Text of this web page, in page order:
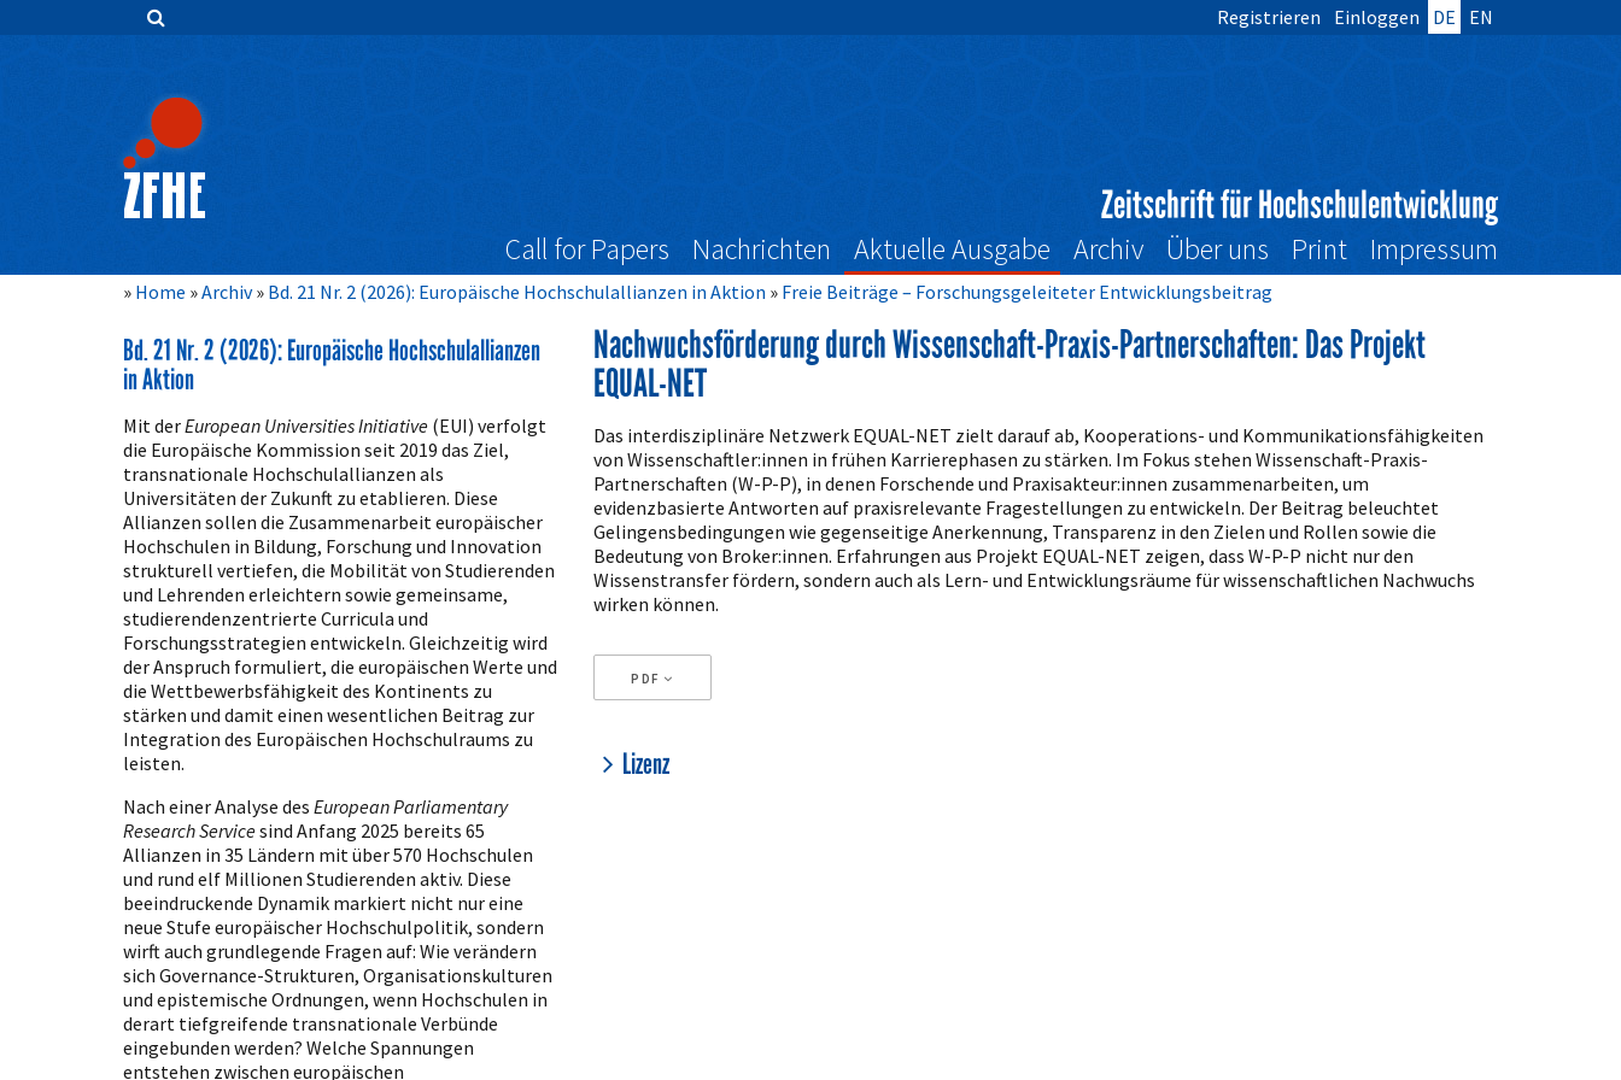
Zum
Hauptnavigation
Registrieren Einloggen DE EN
Zeitschrift für Hochschulentwicklung
Call for Papers Nachrichten Aktuelle Ausgabe Archiv Über uns Print Impressum
Home Archiv Bd. 21 Nr. 2 (2026): Europäische Hochschulallianzen in Aktion Freie Beiträge – Forschungsgeleiteter Entwicklungsbeitrag
Nachwuchsförderung durch Wissenschaft-Praxis-Partnerschaften: Das Projekt
EQUAL-NET
Artikelinhalt
Das interdisziplinäre Netzwerk EQUAL-NET zielt darauf ab, Kooperations- und Kommunikationsfähigkeiten
von Wissenschaftler:innen in frühen Karrierephasen zu stärken. Im Fokus stehen Wissenschaft-Praxis-
Partnerschaften (W-P-P), in denen Forschende und Praxisakteur:innen zusammenarbeiten, um
evidenzbasierte Antworten auf praxisrelevante Fragestellungen zu entwickeln. Der Beitrag beleuchtet
Gelingensbedingungen wie gegenseitige Anerkennung, Transparenz in den Zielen und Rollen sowie die
Bedeutung von Broker:innen. Erfahrungen aus Projekt EQUAL-NET zeigen, dass W-P-P nicht nur den
Wissenstransfer fördern, sondern auch als Lern- und Entwicklungsräume für wissenschaftlichen Nachwuchs
wirken können.
PDF
Artikeldetails
Lizenz
Bd. 21 Nr. 2 (2026): Europäische Hochschulallianzen
in Aktion
Mit derEuropean Universities Initiative (EUI) verfolgt
die Europäische Kommission seit 2019 das Ziel,
transnationale Hochschulallianzen als
Universitäten der Zukunft zu etablieren. Diese
Allianzen sollen die Zusammenarbeit europäischer
Hochschulen in Bildung, Forschung und Innovation
strukturell vertiefen, die Mobilität von Studierenden
und Lehrenden erleichtern sowie gemeinsame,
studierendenzentrierte Curricula und
Forschungsstrategien entwickeln. Gleichzeitig wird
der Anspruch formuliert, die europäischen Werte und
die Wettbewerbsfähigkeit des Kontinents zu
stärken und damit einen wesentlichen Beitrag zur
Integration des Europäischen Hochschulraums zu
leisten.
Nach einer Analyse des European Parliamentary
Research Servicesind Anfang 2025 bereits 65
Allianzen in 35 Ländern mit über 570 Hochschulen
und rund elf Millionen Studierenden aktiv. Diese
beeindruckende Dynamik markiert nicht nur eine
neue Stufe europäischer Hochschulpolitik, sondern
wirft auch grundlegende Fragen auf: Wie verändern
sich Governance-Strukturen, Organisationskulturen
und epistemische Ordnungen, wenn Hochschulen in
derart tiefgreifende transnationale Verbünde
eingebunden werden? Welche Spannungen
entstehen zwischen europäischen